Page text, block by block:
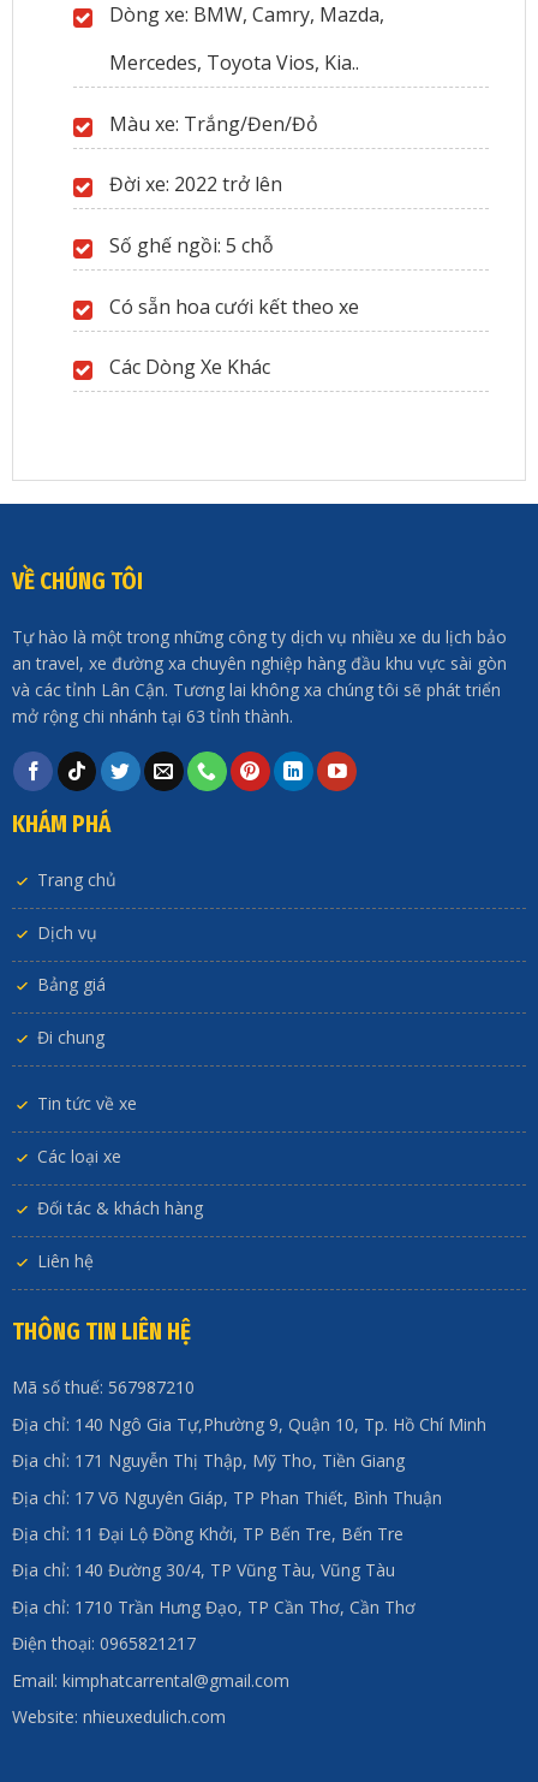
Dòng xe: BMW, Camry, Mazda,
Mercedes, Toyota Vios, Kia..
Màu xe: Trắng/Đen/Đỏ
Đời xe: 2022 trở lên
Số ghế ngồi: 5 chỗ
Có sẵn hoa cưới kết theo xe
Các Dòng Xe Khác
VỀ CHÚNG TÔI
Tự hào là một trong những công ty dịch vụ nhiều xe du lịch bảo
an travel, xe đường xa chuyên nghiệp hàng đầu khu vực sài gòn
và các tỉnh Lân Cận. Tương lai không xa chúng tôi sẽ phát triển
mở rộng chi nhánh tại 63 tỉnh thành.
KHÁM PHÁ
Trang chủ
Dịch vụ
Bảng giá
Đi chung
Tin tức về xe
Các loại xe
Đối tác & khách hàng
Liên hệ
THÔNG TIN LIÊN HỆ
Mã số thuế: 567987210
Địa chỉ: 140 Ngô Gia Tự,Phường 9, Quận 10, Tp. Hồ Chí Minh
Địa chỉ: 171 Nguyễn Thị Thập, Mỹ Tho, Tiền Giang
Địa chỉ: 17 Võ Nguyên Giáp, TP Phan Thiết, Bình Thuận
Địa chỉ: 11 Đại Lộ Đồng Khởi, TP Bến Tre, Bến Tre
Địa chỉ: 140 Đường 30/4, TP Vũng Tàu, Vũng Tàu
Địa chỉ: 1710 Trần Hưng Đạo, TP Cần Thơ, Cần Thơ
Điện thoại: 0965821217
Email: kimphatcarrental@gmail.com
Website: nhieuxedulich.com